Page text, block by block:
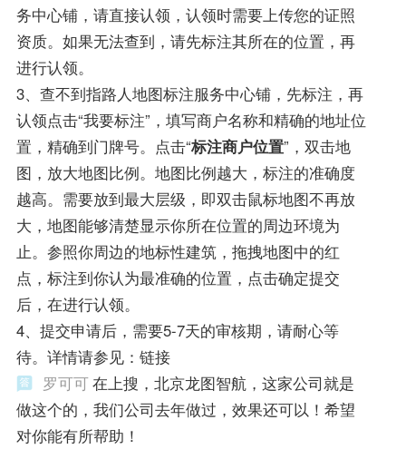
务中心铺，请直接认领，认领时需要上传您的证照
资质。如果无法查到，请先标注其所在的位置，再
进行认领。
3、查不到指路人地图标注服务中心铺，先标注，再
认领点击“我要标注”，填写商户名称和精确的地址位
置，精确到门牌号。点击“标注商户位置”，双击地
图，放大地图比例。地图比例越大，标注的准确度
越高。需要放到最大层级，即双击鼠标地图不再放
大，地图能够清楚显示你所在位置的周边环境为
止。参照你周边的地标性建筑，拖拽地图中的红
点，标注到你认为最准确的位置，点击确定提交
后，在进行认领。
4、提交申请后，需要5-7天的审核期，请耐心等
待。详情请参见：链接
罗可可在上搜，北京龙图智航，这家公司就是
做这个的，我们公司去年做过，效果还可以！希望
对你能有所帮助！